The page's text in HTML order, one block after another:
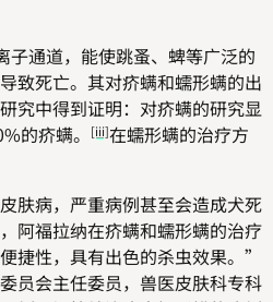
子通道，能使跳蚤、蜱等广泛的
致死亡。其对疥螨和蠕形螨的出
究中得到证明：对疥螨的研究显
的疥螨。
[iii]在蠕形螨的治疗方
肤病，严重病例甚至会造成犬死
阿福拉纳在疥螨和蠕形螨的治疗
捷性，具有出色的杀虫效果。”
员会主任委员，兽医皮肤科专科